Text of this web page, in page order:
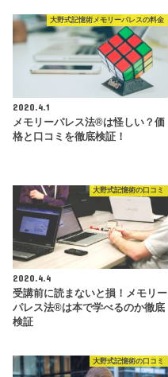
大野式記憶術メモリーパレスの料金
2020.4.1
メモリーパレス法®︎は怪しい？価
格と口コミを徹底検証！
大野式記憶術の口コミ
2020.4.4
受講前に読まないと損！メモリー
パレス法®︎は本で学べるのか徹底
検証
大野式記憶術の口コミ